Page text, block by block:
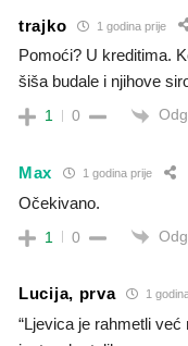
trajko 1 godina prije
Pomoći? U kreditima.
šiša budale i njihove
1 0
Max 1 godina prije
Očekivano.
1 0
Lucija, prva 1
“Ljevica je rahmetli već